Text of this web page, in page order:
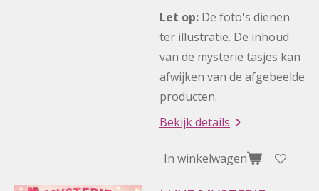
Let op: De foto's dienen
ter illustratie. De inhoud
van de mysterie tasjes kan
afwijken van de afgebeelde
producten.
Bekijk details
In winkelwagen